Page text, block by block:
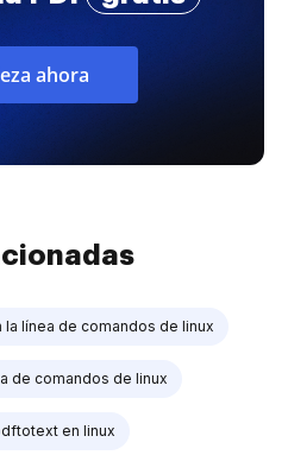
ahora
línea de comandos de linux
de comandos de linux
en linux